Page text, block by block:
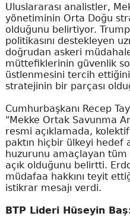
Uluslararası analistler,
yönetiminin Orta Doğu
olduğunu belirtiyor.
politikasını destekleyen
doğrudan askeri
müttefiklerinin güvenlik
üstlenmesini tercih
stratejinin bir parçası
Cumhurbaşkanı Recep
"Mekke Ortak Savunma
resmi açıklamada, kolektif
paktın hiçbir ülkeyi hedef
huzurunu amaçlayan tüm
açık olduğunu belirtti.
müdafaa hakkını teyit
istikrar mesajı verdi.
BTP Lideri Hüseyin